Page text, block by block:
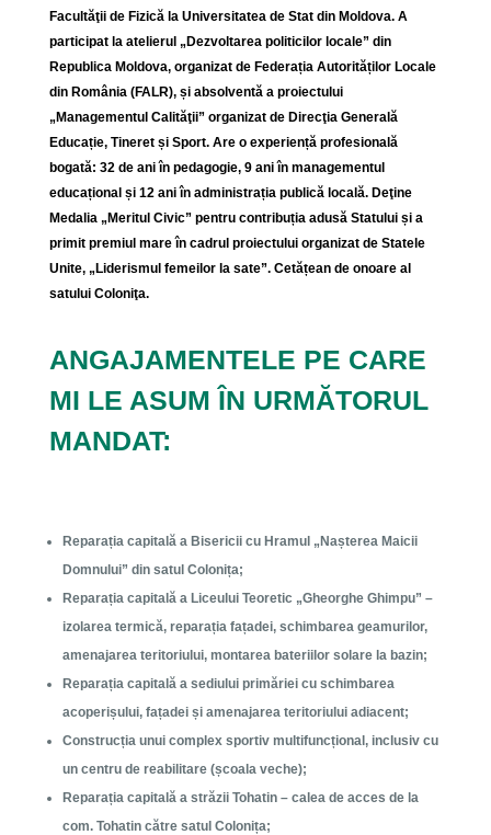
Facultăţii de Fizică la Universitatea de Stat din Moldova. A
participat la atelierul „Dezvoltarea politicilor locale” din
Republica Moldova, organizat de Federația Autorităților Locale
din România (FALR), și absolventă a proiectului
„Managementul Calităţii” organizat de Direcţia Generală
Educație, Tineret și Sport. Are o experiență profesională
bogată: 32 de ani în pedagogie, 9 ani în managementul
educațional și 12 ani în administrația publică locală. Deţine
Medalia „Meritul Civic” pentru contribuția adusă Statului și a
primit premiul mare în cadrul proiectului organizat de Statele
Unite, „Liderismul femeilor la sate”. Cetățean de onoare al
satului Coloniţa.
ANGAJAMENTELE PE CARE
MI LE ASUM ÎN URMĂTORUL
MANDAT:
Reparația capitală a Bisericii cu Hramul „Nașterea Maicii
Domnului” din satul Colonița;
Reparația capitală a Liceului Teoretic „Gheorghe Ghimpu” –
izolarea termică, reparația fațadei, schimbarea geamurilor,
amenajarea teritoriului, montarea bateriilor solare la bazin;
Reparația capitală a sediului primăriei cu schimbarea
acoperișului, fațadei și amenajarea teritoriului adiacent;
Construcția unui complex sportiv multifuncțional, inclusiv cu
un centru de reabilitare (școala veche);
Reparația capitală a străzii Tohatin – calea de acces de la
com. Tohatin către satul Colonița;